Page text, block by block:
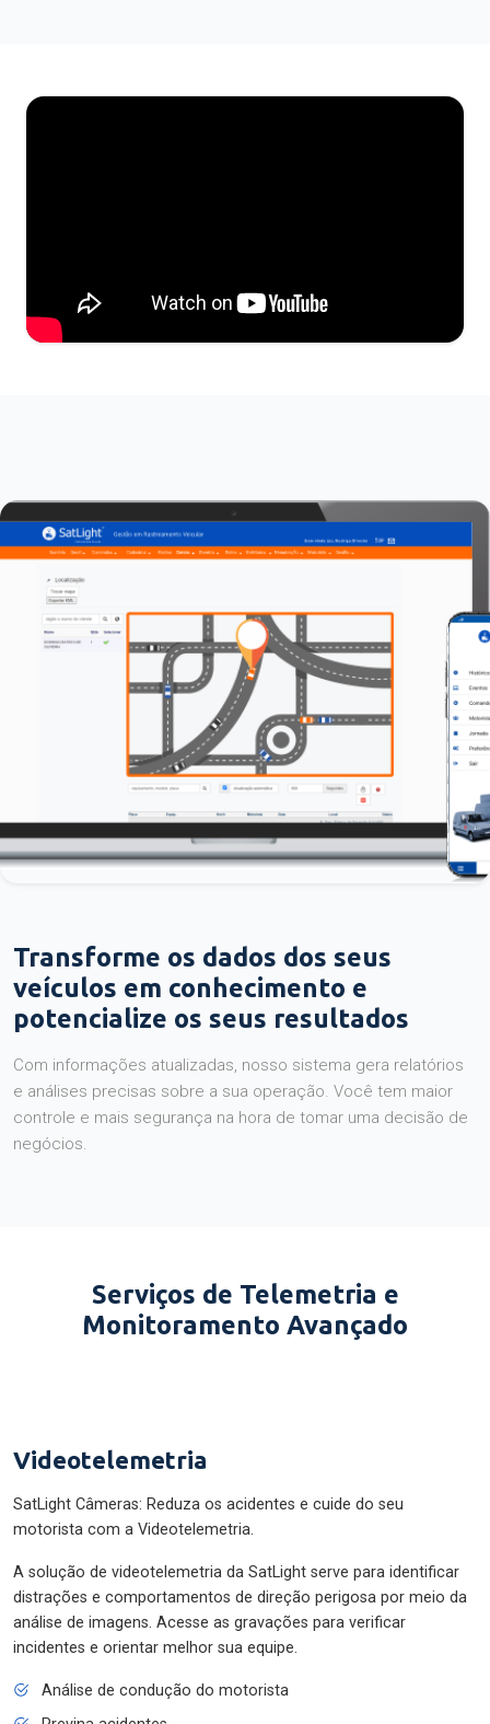
Transforme os dados dos seus
veículos em conhecimento e
potencialize os seus resultados
Com informações atualizadas, nosso sistema gera relatórios
e análises precisas sobre a sua operação. Você tem maior
controle e mais segurança na hora de tomar uma decisão de
negócios.
Serviços de Telemetria e
Monitoramento Avançado
Videotelemetria
SatLight Câmeras: Reduza os acidentes e cuide do seu
motorista com a Videotelemetria.
A solução de videotelemetria da SatLight serve para identificar
distrações e comportamentos de direção perigosa por meio da
análise de imagens. Acesse as gravações para verificar
incidentes e orientar melhor sua equipe.
Análise de condução do motorista